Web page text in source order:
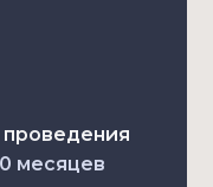
месяцев